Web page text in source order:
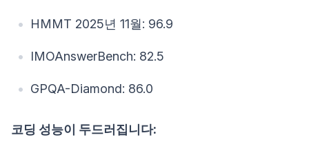
HMMT 2025년 11월: 96.9
IMOAnswerBench: 82.5
GPQA-Diamond: 86.0
코딩 성능이 두드러집니다: